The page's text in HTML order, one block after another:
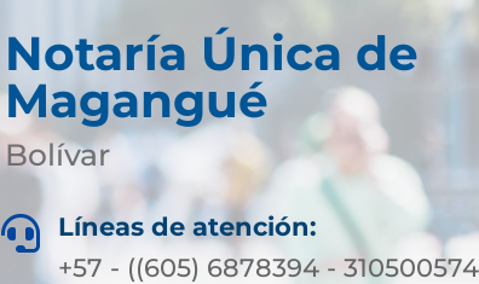
Notaría Única de
Magangué
Bolívar

Líneas de atención:
+57 - ((605) 6878394 -